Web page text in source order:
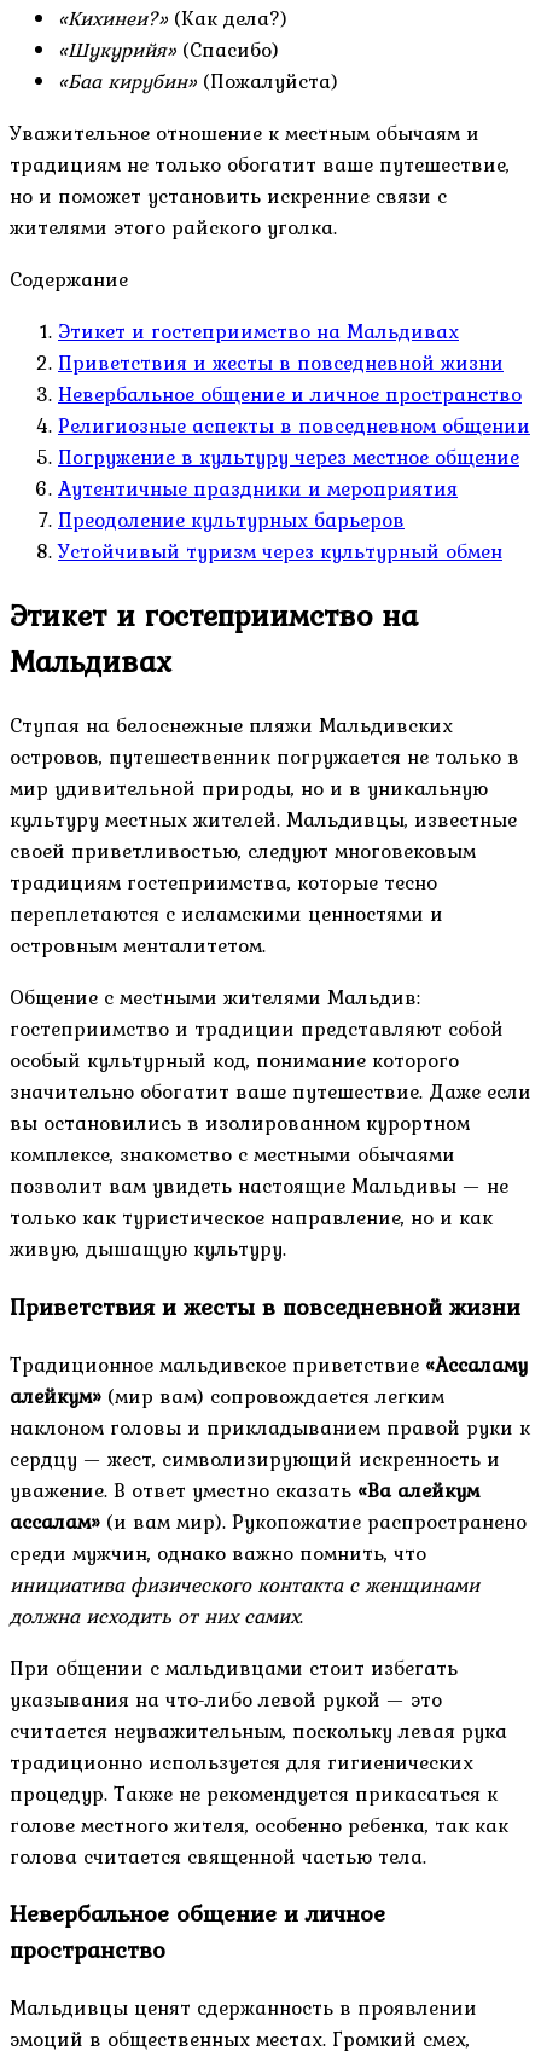
«Кихинеи?» (Как дела?)
«Шукурийя» (Спасибо)
«Баа кирубин» (Пожалуйста)
Уважительное отношение к местным обычаям и
традициям не только обогатит ваше путешествие,
но и поможет установить искренние связи с
жителями этого райского уголка.
Содержание
Этикет и гостеприимство на Мальдивах
Приветствия и жесты в повседневной жизни
Невербальное общение и личное пространство
Религиозные аспекты в повседневном общении
Погружение в культуру через местное общение
Аутентичные праздники и мероприятия
Преодоление культурных барьеров
Устойчивый туризм через культурный обмен
Этикет и гостеприимство на
Мальдивах
Ступая на белоснежные пляжи Мальдивских
островов, путешественник погружается не только в
мир удивительной природы, но и в уникальную
культуру местных жителей. Мальдивцы, известные
своей приветливостью, следуют многовековым
традициям гостеприимства, которые тесно
переплетаются с исламскими ценностями и
островным менталитетом.
Общение с местными жителями Мальдив:
гостеприимство и традиции представляют собой
особый культурный код, понимание которого
значительно обогатит ваше путешествие. Даже если
вы остановились в изолированном курортном
комплексе, знакомство с местными обычаями
позволит вам увидеть настоящие Мальдивы — не
только как туристическое направление, но и как
живую, дышащую культуру.
Приветствия и жесты в повседневной жизни
Традиционное мальдивское приветствие «Ассаламу
алейкум» (мир вам) сопровождается легким
наклоном головы и прикладыванием правой руки к
сердцу — жест, символизирующий искренность и
уважение. В ответ уместно сказать «Ва алейкум
ассалам» (и вам мир). Рукопожатие распространено
среди мужчин, однако важно помнить, что
инициатива физического контакта с женщинами
должна исходить от них самих.
При общении с мальдивцами стоит избегать
указывания на что-либо левой рукой — это
считается неуважительным, поскольку левая рука
традиционно используется для гигиенических
процедур. Также не рекомендуется прикасаться к
голове местного жителя, особенно ребенка, так как
голова считается священной частью тела.
Невербальное общение и личное
пространство
Мальдивцы ценят сдержанность в проявлении
эмоций в общественных местах. Громкий смех,